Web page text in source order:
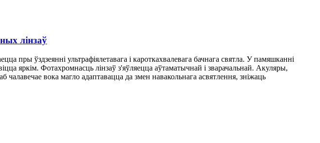
лінзаў
пры ўздзеянні ультрафіялетавага і кароткахвалевага бачнага святла. У памяшканні
яркім. Фотахромнасць лінзаў з'яўляецца аўтаматычнай і зварачальнай. Акуляры,
вока магло адаптавацца да змен навакольнага асвятлення, зніжаць